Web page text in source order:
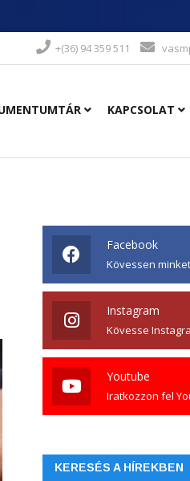
+(36) 94 359 511
KAPCSOLAT
Facebook
Kövessen
Instagram
Kövesse
Youtube
Iratkozzon fel
KERESÉS A HÍREKBEN